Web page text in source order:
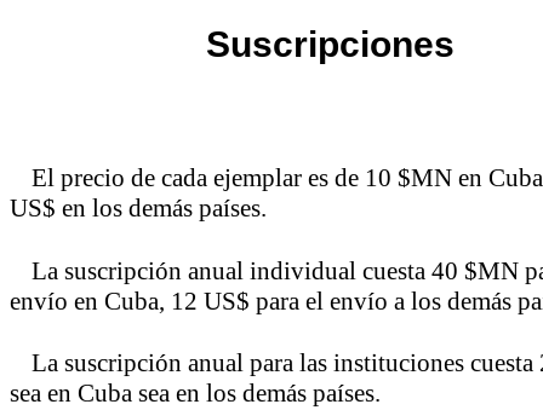
Suscripciones
El precio de cada ejemplar es de 10 $MN en
US$ en los demás países.
La suscripción anual individual cuesta 40 $MN
envío en Cuba, 12 US$ para el envío a los demás
La suscripción anual para las instituciones cuesta
sea en Cuba sea en los demás países.